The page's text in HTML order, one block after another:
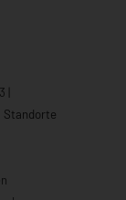
Standorte